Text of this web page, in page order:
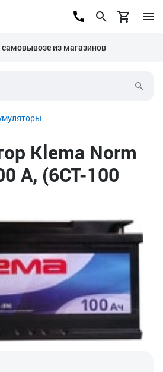
из магазинов
Klema Norm
А, (6СТ-100